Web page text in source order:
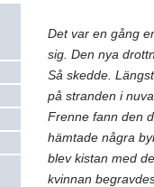
Det var en gång
sig. Den nya
Så skedde.
på stranden i
Frenne fann den
hämtade några
blev kistan med
kvinnan